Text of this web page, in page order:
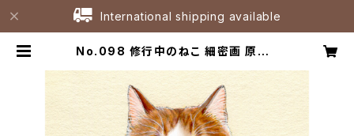
International shipping available
No.098 修行中のねこ 細密画 原画 /
ner Artwork | たなかひろこアトリ